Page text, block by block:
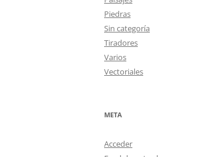
Piedras
Sin categoría
Tiradores
Varios
Vectoriales
META
Acceder